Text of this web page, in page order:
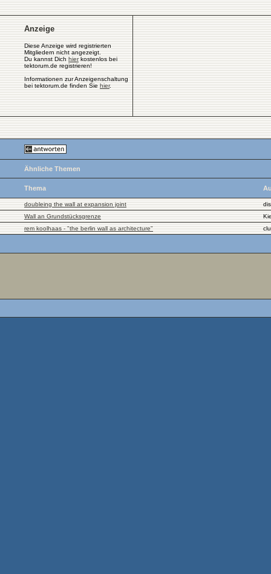
Anzeige
Diese Anzeige wird registrierten
Mitgliedern nicht angezeigt.
Du kannst Dich hierkostenlos bei
tektorum.de registrieren!
Informationen zur Anzeigenschaltung
bei tektorum.de finden Sie hier.
Ähnliche Themen
Thema
doubleing the wall at expansion joint
Wall an Grundstücksgrenze
rem koolhaas - "the berlin wall as architecture"